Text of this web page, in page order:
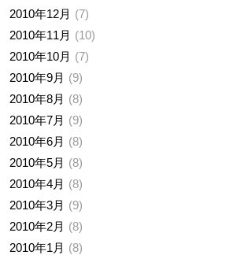
2010年12月
7
2010年11月
10
2010年10月
7
2010年9月
9
2010年8月
8
2010年7月
9
2010年6月
8
2010年5月
8
2010年4月
8
2010年3月
9
2010年2月
8
2010年1月
8